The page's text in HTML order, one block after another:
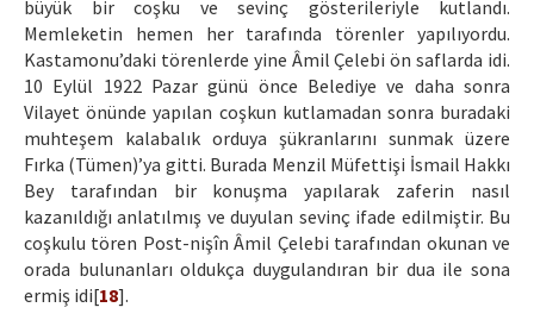
büyük bir coşku ve sevinç gösterileriyle kutlandı.
Memleketin hemen her tarafında törenler yapılıyordu.
Kastamonu’daki törenlerde yine Âmil Çelebi ön saflarda idi.
10 Eylül 1922 Pazar günü önce Belediye ve daha sonra
Vilayet önünde yapılan coşkun kutlamadan sonra buradaki
muhteşem kalabalık orduya şükranlarını sunmak üzere
Fırka (Tümen)’ya gitti. Burada Menzil Müfettişi İsmail Hakkı
Bey tarafından bir konuşma yapılarak zaferin nasıl
kazanıldığı anlatılmış ve duyulan sevinç ifade edilmiştir. Bu
coşkulu tören Post-nişîn Âmil Çelebi tarafından okunan ve
orada bulunanları oldukça duygulandıran bir dua ile sona
ermiş idi[18].